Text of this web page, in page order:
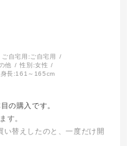
ご自宅用:ご自宅用
他 性別:女性
身長:161～165cm
の購入です。
す。
い替えしたのと、一度だけ開